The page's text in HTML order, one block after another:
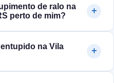
de ralo na
perto de mim?
na Vila